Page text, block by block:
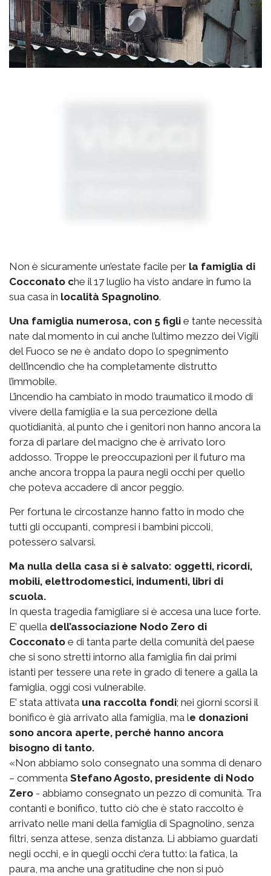
Non è sicuramente un’estate facile per la famiglia di
Cocconato che il 17 luglio ha visto andare in fumo la
sua casa in località Spagnolino.
Una famiglia numerosa, con 5 figli e tante necessità
nate dal momento in cui anche l’ultimo mezzo dei Vigili
del Fuoco se ne è andato dopo lo spegnimento
dell’incendio che ha completamente distrutto
l’immobile.
L’incendio ha cambiato in modo traumatico il modo di
vivere della famiglia e la sua percezione della
quotidianità, al punto che i genitori non hanno ancora la
forza di parlare del macigno che è arrivato loro
addosso. Troppe le preoccupazioni per il futuro ma
anche ancora troppa la paura negli occhi per quello
che poteva accadere di ancor peggio.
Per fortuna le circostanze hanno fatto in modo che
tutti gli occupanti, compresi i bambini piccoli,
potessero salvarsi.
Ma nulla della casa si è salvato: oggetti, ricordi,
mobili, elettrodomestici, indumenti, libri di
scuola.
In questa tragedia famigliare si è accesa una luce forte.
E’ quella dell’associazione Nodo Zero di
Cocconato e di tanta parte della comunità del paese
che si sono stretti intorno alla famiglia fin dai primi
istanti per tessere una rete in grado di tenere a galla la
famiglia, oggi così vulnerabile.
E’ stata attivata una raccolta fondi; nei giorni scorsi il
bonifico è già arrivato alla famiglia, ma le donazioni
sono ancora aperte, perché hanno ancora
bisogno di tanto.
«Non abbiamo solo consegnato una somma di denaro
– commenta Stefano Agosto, presidente di Nodo
Zero - abbiamo consegnato un pezzo di comunità. Tra
contanti e bonifico, tutto ciò che è stato raccolto è
arrivato nelle mani della famiglia di Spagnolino, senza
filtri, senza attese, senza distanza. Li abbiamo guardati
negli occhi, e in quegli occhi c’era tutto: la fatica, la
paura, ma anche una gratitudine che non si può